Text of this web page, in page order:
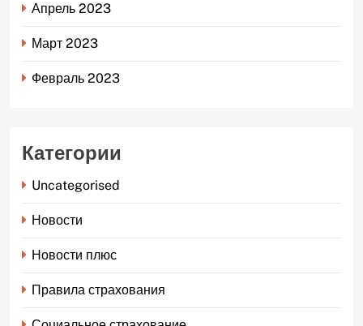
Апрель 2023
Март 2023
Февраль 2023
Категории
Uncategorised
Новости
Новости плюс
Правила страхования